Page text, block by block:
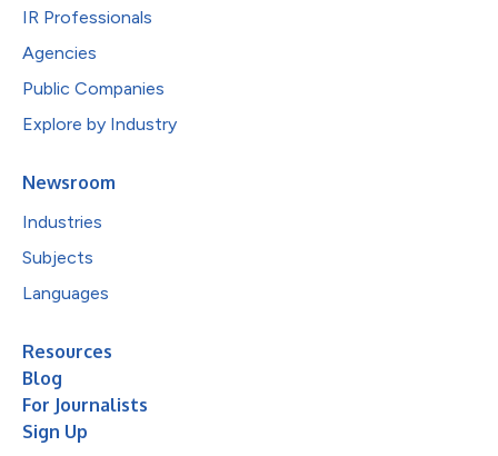
IR Professionals
Agencies
Public Companies
Explore by Industry
Newsroom
Industries
Subjects
Languages
Resources
Blog
For Journalists
Sign Up